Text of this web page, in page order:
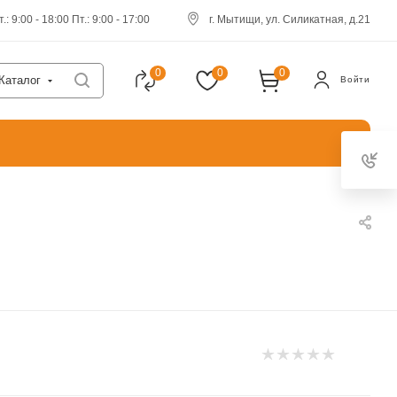
9:00 - 18:00 Пт.: 9:00 - 17:00 г. Мытищи, ул. Силикатная, д.21
0 0 0
Войти